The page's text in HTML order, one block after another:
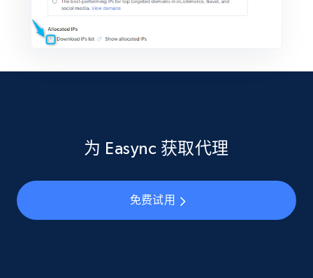
为 Easync 获取代理
免费试用